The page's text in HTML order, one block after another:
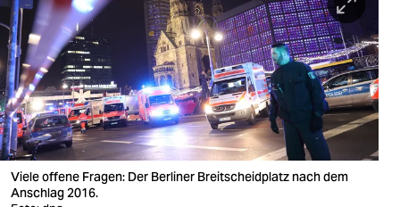
berlin
nord
wahrheit
verlag
verlag
Viele offene Fragen: Der Berliner Breitscheidplatz nach dem
Anschlag 2016.